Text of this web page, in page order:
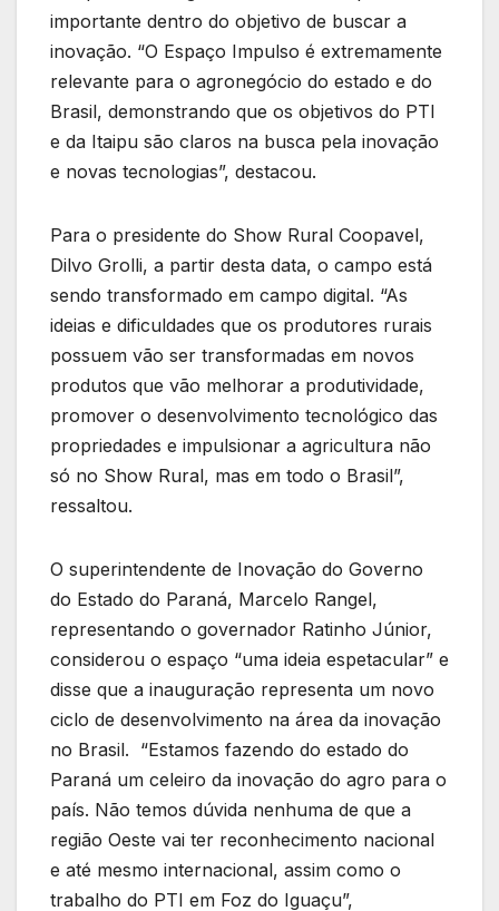
importante dentro do objetivo de buscar a
inovação. “O Espaço Impulso é extremamente
relevante para o agronegócio do estado e do
Brasil, demonstrando que os objetivos do PTI
e da Itaipu são claros na busca pela inovação
e novas tecnologias”, destacou.
Para o presidente do Show Rural Coopavel,
Dilvo Grolli, a partir desta data, o campo está
sendo transformado em campo digital. “As
ideias e dificuldades que os produtores rurais
possuem vão ser transformadas em novos
produtos que vão melhorar a produtividade,
promover o desenvolvimento tecnológico das
propriedades e impulsionar a agricultura não
só no Show Rural, mas em todo o Brasil”,
ressaltou.
O superintendente de Inovação do Governo
do Estado do Paraná, Marcelo Rangel,
representando o governador Ratinho Júnior,
considerou o espaço “uma ideia espetacular” e
disse que a inauguração representa um novo
ciclo de desenvolvimento na área da inovação
no Brasil. “Estamos fazendo do estado do
Paraná um celeiro da inovação do agro para o
país. Não temos dúvida nenhuma de que a
região Oeste vai ter reconhecimento nacional
e até mesmo internacional, assim como o
trabalho do PTI em Foz do Iguaçu”,